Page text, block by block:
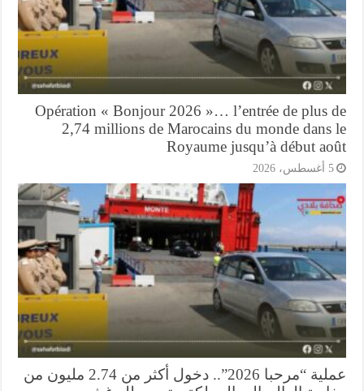
Opération « Bonjour 2026 »… l’entrée de plus
2,74 millions de Marocains du monde
Royaume jusqu’à début
عملية “مرحبا 2026”.. دخول أكثر من 2.74 مليون من